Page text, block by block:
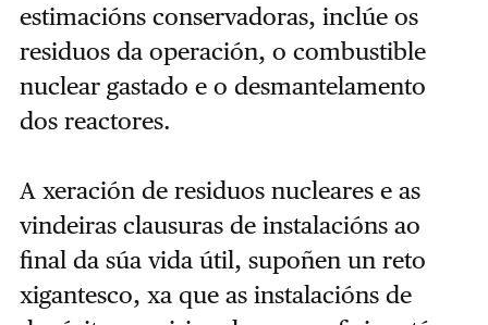
estimacións conservadoras, inclúe os
residuos da operación, o combustible
nuclear gastado e o desmantelamento
dos reactores.
A xeración de residuos nucleares e as
vindeiras clausuras de instalacións ao
final da súa vida útil, supoñen un reto
xigantesco, xa que as instalacións de